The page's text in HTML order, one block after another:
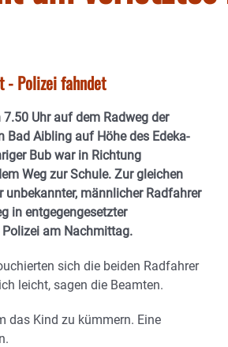
- Polizei fahndet
Uhr auf dem Radweg der
Bad Aibling auf Höhe des Edeka-
Bub war in Richtung
Weg zur Schule. Zur gleichen
unbekannter, männlicher Radfahrer
in entgegengesetzter
am Nachmittag.
sich die beiden Radfahrer
leicht, sagen die Beamten.
das Kind zu kümmern. Eine